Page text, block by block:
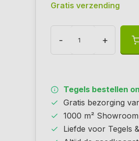
Gratis verzending
- +
Tegels bestellen
Gratis bezorging
1000 m²
Liefde voor Tegels